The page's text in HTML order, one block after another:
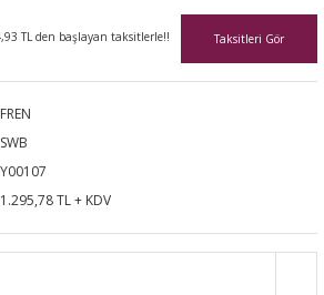
TL den başlayan taksitlerle!! Taksitleri Gör
FREN
SWB
Y00107
1.295,78 TL + KDV